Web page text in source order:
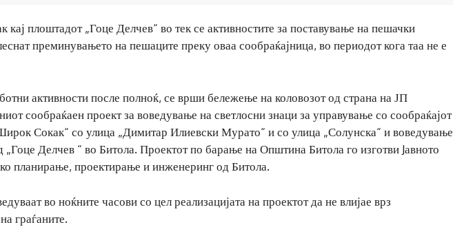
плоштадот „Гоце Делчев“ во тек се активностите за поставување на пешачки
преминувањето на пешаците преку оваа сообраќајница, во периодот кога таа не е
активности после полноќ, се врши бележење на коловозот од страна на ЈП
сообраќаен проект за воведување на светлосни знаци за управување со сообраќајот
Сокак“ со улица „Димитар Илиевски Мурато“ и со улица „Солунска“ и воведување
Делчев “ во Битола. Проектот по барање на Општина Битола го изготви Jавното
планирање, проектирање и инженеринг од Битола.
во ноќните часови со цел реализацијата на проектот да не влијае врз
граѓаните.